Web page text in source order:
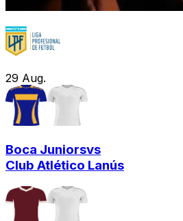
29 Aug.
Boca Juniorsvs
Club Atlético Lanús